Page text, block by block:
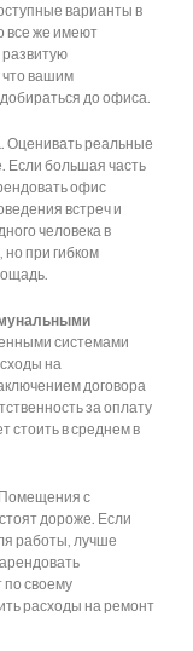
варианты в
все же имеют
что вашим
до офиса.
. Оценивать реальные
Если большая часть
офис
встреч и
человека в
при гибком
системами
на
договора
за оплату
стоить в среднем в
с
дороже. Если
работы, лучше
своему
расходы на ремонт